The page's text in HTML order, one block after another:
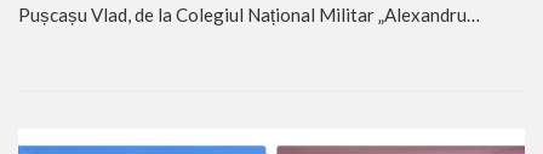
Pușcașu Vlad, de la Colegiul Național Militar „Alexandru…